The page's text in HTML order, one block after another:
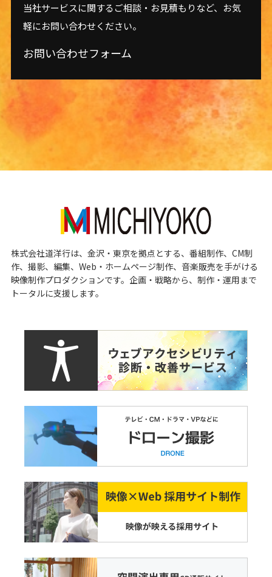
当社サービスに関するご相談・お見積もりなど、お気
軽にお問い合わせください。
お問い合わせフォーム
株式会社道洋行は、金沢・東京を拠点とする、番組制作、CM制
作、撮影、編集、Web・ホームページ制作、音楽販売を手がける
映像制作プロダクションです。企画・戦略から、制作・運用まで
トータルに支援します。